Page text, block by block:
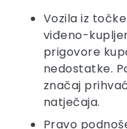
Vozila iz
viđeno-
prigovore
nedostatke.
značaj
natječaja.
Pravo